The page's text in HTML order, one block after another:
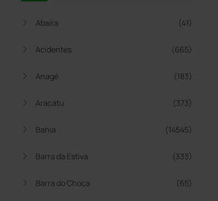
Abaíra (41)
Acidentes (665)
Anagé (183)
Aracatu (373)
Bahia (14545)
Barra da Estiva (333)
Barra do Choça (65)